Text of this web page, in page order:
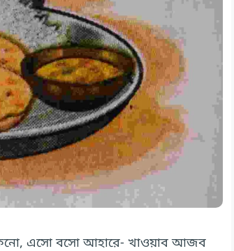
কেনো, এসো বসো আহারে- খাওয়াব আজব